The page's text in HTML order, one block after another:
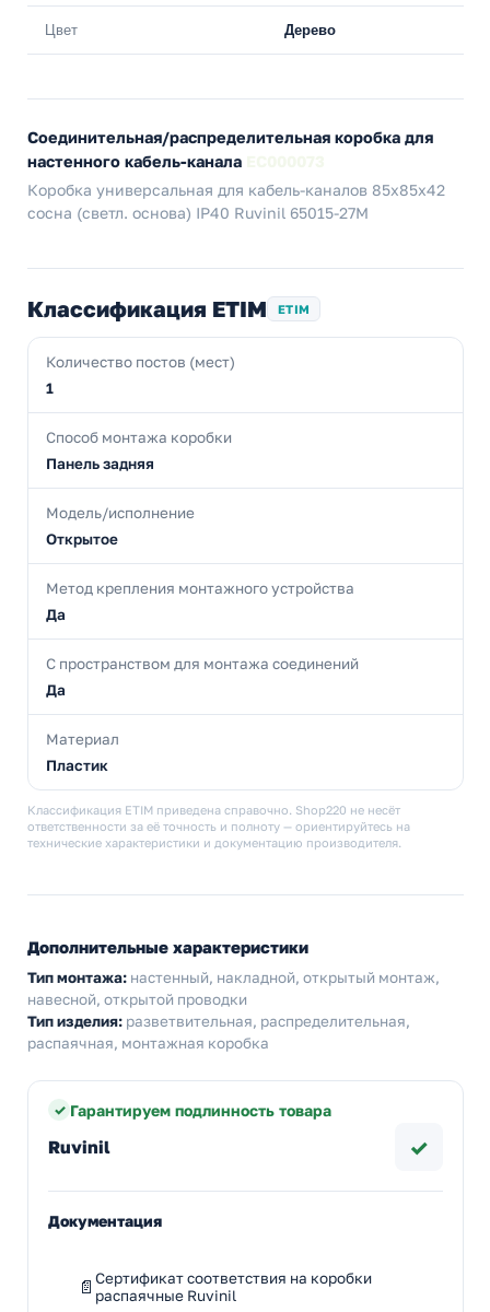
Цвет Дерево
Соединительная/распределительная коробка для
настенного кабель-канала
Коробка универсальная для кабель-каналов 85х85х42
сосна (светл. основа) IP40 Ruvinil 65015-27М
Классификация ETIM ETIM
Количество постов (мест)
1
Способ монтажа коробки
Панель задняя
Модель/исполнение
Открытое
Метод крепления монтажного устройства
Да
С пространством для монтажа соединений
Да
Материал
Пластик
Классификация ETIM приведена справочно. Shop220 не несёт
ответственности за её точность и полноту — ориентируйтесь на
технические характеристики и документацию производителя.
Дополнительные характеристики
Тип монтажа: настенный, накладной, открытый монтаж,
навесной, открытой проводки
Тип изделия: разветвительная, распределительная,
распаячная, монтажная коробка
Гарантируем подлинность товара
Ruvinil ✓
Документация
Сертификат соответствия на коробки
распаячные Ruvinil